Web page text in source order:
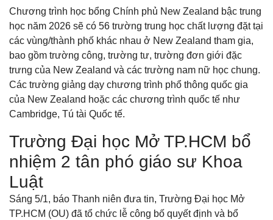
Chương trình học bổng Chính phủ New Zealand bậc trung
học năm 2026 sẽ có 56 trường trung học chất lượng đặt tại
các vùng/thành phố khác nhau ở New Zealand tham gia,
bao gồm trường công, trường tư, trường đơn giới đặc
trưng của New Zealand và các trường nam nữ học chung.
Các trường giảng dạy chương trình phổ thông quốc gia
của New Zealand hoặc các chương trình quốc tế như
Cambridge, Tú tài Quốc tế.
Trường Đại học Mở TP.HCM bổ
nhiệm 2 tân phó giáo sư Khoa
Luật
Sáng 5/1, báo Thanh niên đưa tin, Trường Đại học Mở
TP.HCM (OU) đã tổ chức lễ công bố quyết định và bổ